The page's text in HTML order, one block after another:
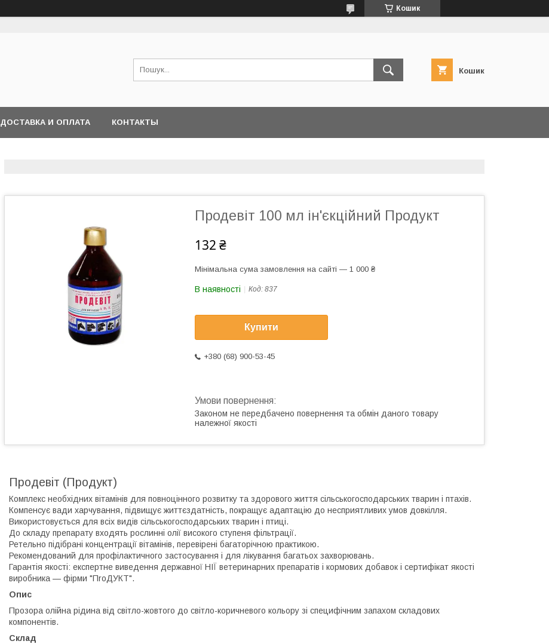
Кошик
Кошик
ДОСТАВКА И ОПЛАТА КОНТАКТЫ
Продевіт 100 мл ін'єкційний Продукт
132 ₴
Мінімальна сума замовлення на сайті — 1 000 ₴
В наявності Код: 837
Купити
+380 (68) 900-53-45
Законом не передбачено повернення та обмін даного товару
належної якості
Продевіт (Продукт)
Комплекс необхідних вітамінів для повноцінного розвитку та здорового життя сільськогосподарських тварин і птахів.
Компенсує вади харчування, підвищує життєздатність, покращує адаптацію до несприятливих умов довкілля.
Використовується для всіх видів сільськогосподарських тварин і птиці.
До складу препарату входять рослинні олії високого ступеня фільтрації.
Ретельно підібрані концентрації вітамінів, перевірені багаторічною практикою.
Рекомендований для профілактичного застосування і для лікування багатьох захворювань.
Гарантія якості: експертне виведення державної НІЇ ветеринарних препаратів і кормових добавок і сертифікат якості
виробника — фірми "ПroДУКТ".
Опис
Прозора олійна рідина від світло-жовтого до світло-коричневого кольору зі специфічним запахом складових
компонентів.
Склад